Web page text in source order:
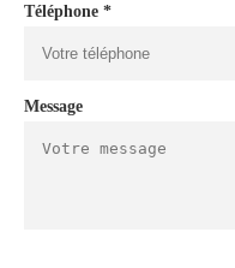
Téléphone *
Message